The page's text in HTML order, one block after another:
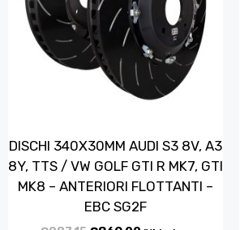
DISCHI 340X30MM AUDI S3 8V, A3
8Y, TTS / VW GOLF GTI R MK7, GTI
MK8 – ANTERIORI FLOTTANTI –
EBC SG2F